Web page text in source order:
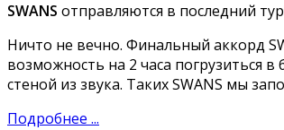
SWANS отправляются в последний
Ничто не вечно. Финальный аккорд
возможность на 2 часа погрузиться
стеной из звука. Таких SWANS мы
Подробнее ...